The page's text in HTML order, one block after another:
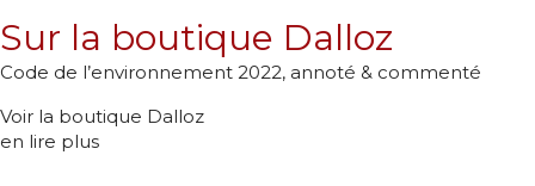
Sur la boutique Dalloz
Code de l’environnement 2022, annoté & commenté
Voir la boutique Dalloz
en lire plus